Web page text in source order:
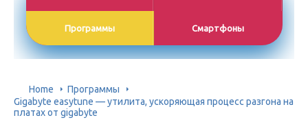
Программы Смартфоны
Home
Программы
Gigabyte easytune — утилита, ускоряющая процесс разгона на
платах от gigabyte